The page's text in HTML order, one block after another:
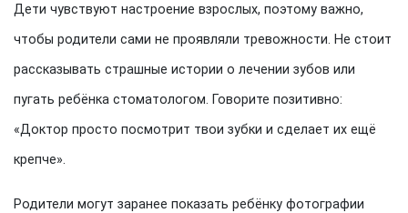
Дети чувствуют настроение взрослых, поэтому важно,
чтобы родители сами не проявляли тревожности. Не стоит
рассказывать страшные истории о лечении зубов или
пугать ребёнка стоматологом. Говорите позитивно:
«Доктор просто посмотрит твои зубки и сделает их ещё
крепче».
Родители могут заранее показать ребёнку фотографии